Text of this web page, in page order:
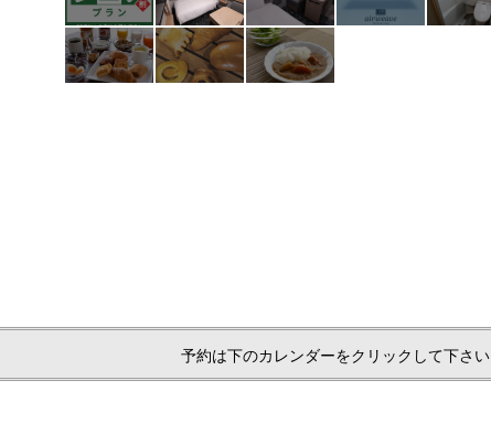
予約は下のカレンダーをクリックして下さい